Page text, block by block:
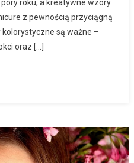
roku, a kreatywne wzory
z pewnością przyciągną
są ważne –
oraz […]